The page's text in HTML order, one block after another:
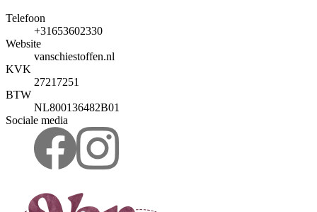
Telefoon
+31653602330
Website
vanschiestoffen.nl
KVK
27217251
BTW
NL800136482B01
Sociale media